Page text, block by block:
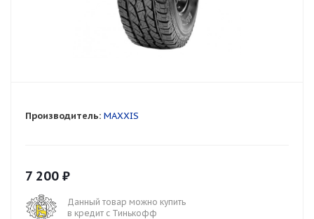
Производитель: MAXXIS
7 200 ₽
Данный товар можно купить
в кредит с Тинькофф